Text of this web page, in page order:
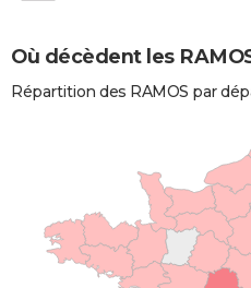
Où décèdent les
Répartition des RAMOS par